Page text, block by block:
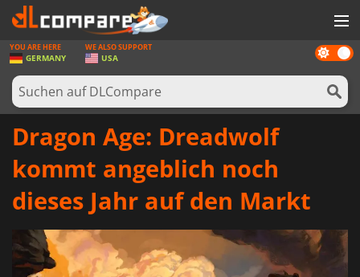
SPIELE
SPIEL KARTEN
SOFTWARE
REWARDS
ANMELDEN ODER REGISTRIEREN
Dark
mode
YOU ARE HERE
GERMANY
WE ALSO SUPPORT
USA
Dragon Age: Dreadwolf
kommt angeblich noch
dieses Jahr auf den Markt